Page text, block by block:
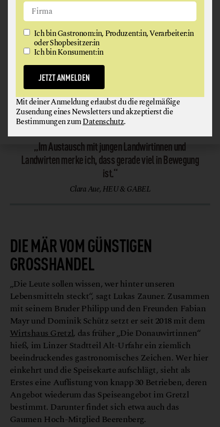
BIO-FEIGENHOF
Anbau der exotischen Frucht, die die meisten nur
aus dem Urlaub kannten. Und das in Wien.
weiterlesen
„Im Austausch mit jungen Landwirtinnen und
Landwirten merke ich, dass gerade viel in Bewegung
ist.“
Clara Aue, HEU & GABEL
DIE MÄR VOM GÜNSTIGEN
GROSSHANDEL
„Die Leute sollen wissen, wer hinter unseren
Lebensmitteln steckt“, sagt Lukas Zauner. Zusammen
mit seinem Bruder Philipp und den Freunden Fabian
Mayr und Dominik Schütz setzt er seit 2018 mit dem
Wirtshaus Gretzl, das früher „Die Donauwirtinnen“
hieß, im Linzer Stadtteil Alt-Urfahr ein ziemlich
beeindruckendes gastronomisches Zeichen. Wer hier
einkehrt und die Speisekarte aufschlägt, sieht als
Erstes eine Auflistung von knapp 30 Betrieben, deren
Angebot wiederum das Speiseangebot im Gretzl
bestimmt. Darunter findet sich etwa auch das
Gaumen Hoch-Mitglied Beerenberg.
Ich bin Gastronom:in, Produzent:in, Verarbeiter:in
oder Shopbesitzer:in
Ich bin Konsument:in
JETZT ANMELDEN
Mit deiner Anmeldung erlaubst du die regelmäßige
Zusendung eines Newsletters und akzeptierst die
Bestimmungen zumDatenschutz.